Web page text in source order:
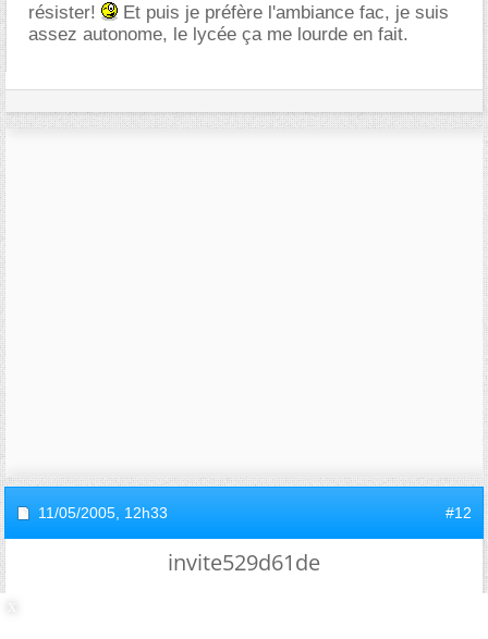
résister!
Et puis je préfère l'ambiance fac, je suis
assez autonome, le lycée ça me lourde en fait.
11/05/2005, 12h33 #12
invite529d61de